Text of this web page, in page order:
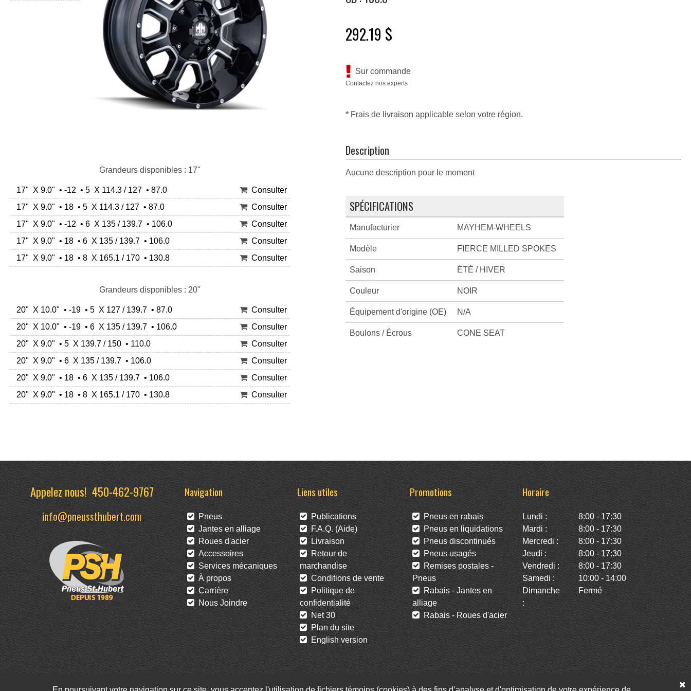
Grandeurs disponibles : 17"
17" X 9.0" • -12 • 5 X 114.3 / 127 • 87.0
Consulter
17" X 9.0" • 18 • 5 X 114.3 / 127 • 87.0
Consulter
17" X 9.0" • -12 • 6 X 135 / 139.7 • 106.0
Consulter
17" X 9.0" • 18 • 6 X 135 / 139.7 • 106.0
Consulter
17" X 9.0" • 18 • 8 X 165.1 / 170 • 130.8
Consulter
Grandeurs disponibles : 20"
20" X 10.0" • -19 • 5 X 127 / 139.7 • 87.0
Consulter
20" X 10.0" • -19 • 6 X 135 / 139.7 • 106.0
Consulter
20" X 9.0" • 5 X 139.7 / 150 • 110.0
Consulter
20" X 9.0" • 6 X 135 / 139.7 • 106.0
Consulter
20" X 9.0" • 18 • 6 X 135 / 139.7 • 106.0
Consulter
20" X 9.0" • 18 • 8 X 165.1 / 170 • 130.8
Consulter
292.19 $
Sur commande
Contactez nos experts
* Frais de livraison applicable selon votre région.
Description
Aucune description pour le moment
SPÉCIFICATIONS
Manufacturier MAYHEM-WHEELS
Modèle FIERCE MILLED SPOKES
Saison ÉTÉ / HIVER
Couleur NOIR
Équipement d'origine (OE) N/A
Boulons / Écrous CONE SEAT
Appelez nous!450-462-9767
info@pneussthubert.com
Navigation
Pneus
Jantes en alliage
Roues d'acier
Accessoires
Services mécaniques
À propos
Carrière
Nous Joindre
Liens utiles
Publications
F.A.Q. (Aide)
Livraison
Retour de
marchandise
Conditions de vente
Politique de
confidentialité
Net 30
Plan du site
English version
Promotions
Pneus en rabais
Pneus en liquidations
Pneus discontinués
Pneus usagés
Remises postales -
Pneus
Rabais - Jantes en
alliage
Rabais - Roues d'acier
Horaire
Lundi :
8:00 - 17:30
Mardi :
8:00 - 17:30
Mercredi :
8:00 - 17:30
Jeudi :
8:00 - 17:30
Vendredi :
8:00 - 17:30
Samedi :
10:00 - 14:00
Dimanche
:
Fermé